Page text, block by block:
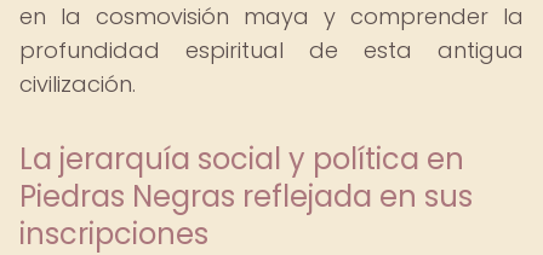
en la cosmovisión maya y comprender la
profundidad espiritual de esta antigua
civilización.
La jerarquía social y política en
Piedras Negras reflejada en sus
inscripciones